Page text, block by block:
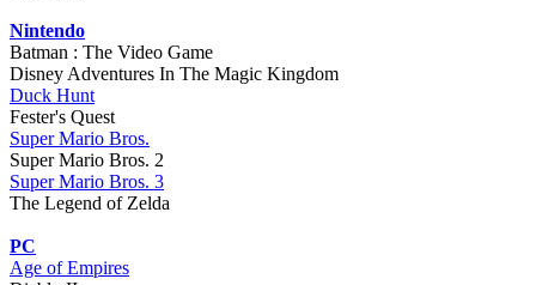
Nintendo
Batman : The Video Game
Disney Adventures In The Magic Kingdom
Duck Hunt
Fester's Quest
Super Mario Bros.
Super Mario Bros. 2
Super Mario Bros. 3
The Legend of Zelda
PC
Age of Empires